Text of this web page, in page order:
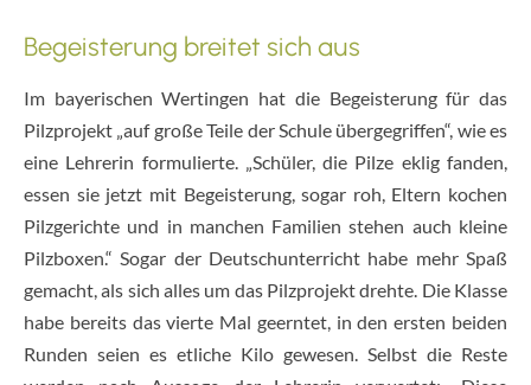
Begeisterung breitet sich aus
Im bayerischen Wertingen hat die Begeisterung für das
Pilzprojekt „auf große Teile der Schule übergegriffen“, wie es
eine Lehrerin formulierte. „Schüler, die Pilze eklig fanden,
essen sie jetzt mit Begeisterung, sogar roh, Eltern kochen
Pilzgerichte und in manchen Familien stehen auch kleine
Pilzboxen.“ Sogar der Deutschunterricht habe mehr Spaß
gemacht, als sich alles um das Pilzprojekt drehte. Die Klasse
habe bereits das vierte Mal geerntet, in den ersten beiden
Runden seien es etliche Kilo gewesen. Selbst die Reste